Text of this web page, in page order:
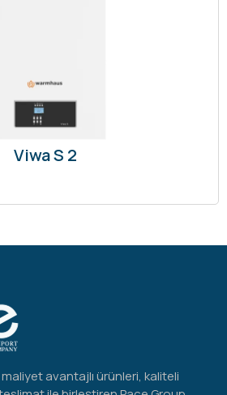
Viwa S 2
avantajlı ürünleri, kaliteli